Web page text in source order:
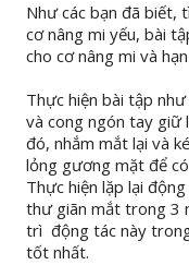
Như các bạn đã biết,
cơ nâng mi yếu, bài
cho cơ nâng mi và
Thực hiện bài tập
và cong ngón tay giữ
đó, nhắm mắt lại và
lỏng gương mặt để
Thực hiện lặp lại
thư giãn mắt trong 3
trì động tác này
tốt nhất.